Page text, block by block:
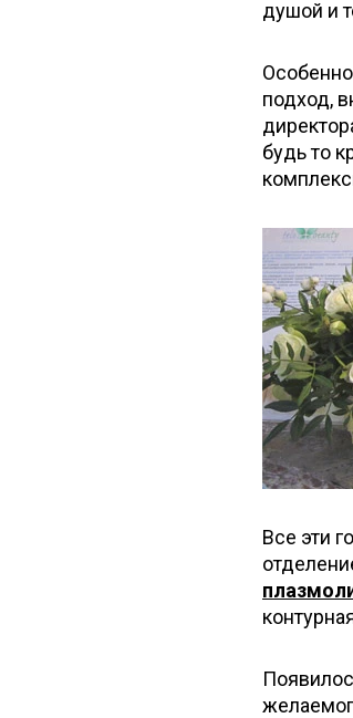
душой и
подход,
будь то
Все эти